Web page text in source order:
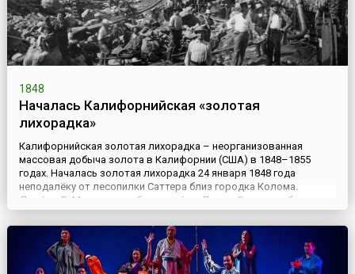
1848
Началась Калифорнийская «золотая
лихорадка»
Калифорнийская золотая лихорадка – неорганизованная
массовая добыча золота в Калифорнии (США) в 1848–1855
годах. Началась золотая лихорадка 24 января 1848 года
неподалёку от лесопилки Саттера близ городка Колома.
Джеймс В. Маршалл, работавший на Джона Саттера, обнаружил
кусочки золота в водяном колесе на реке Американ-Ривер. Он
отнёс находку Саттеру, и вдвоём они тщательно проверили
металл, по...